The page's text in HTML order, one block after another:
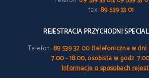
fax: 89 539 33 01
REJESTRACJA PRZYCHODNI
Telefon: 89 539 32 00 (telefoniczna w dni
7:00 - 18:00, osobista w godz.
Informacje o sposobach